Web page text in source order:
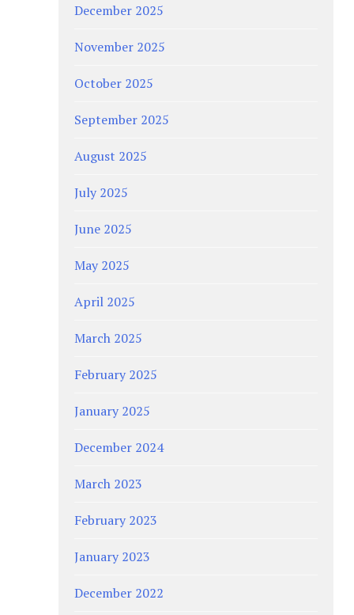
December 2025
November 2025
October 2025
September 2025
August 2025
July 2025
June 2025
May 2025
April 2025
March 2025
February 2025
January 2025
December 2024
March 2023
February 2023
January 2023
December 2022